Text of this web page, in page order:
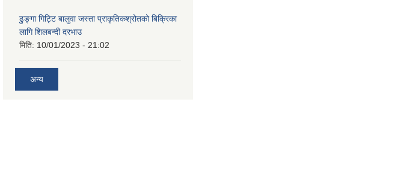
ढुङ्गा गिट्टि बालुवा जस्ता प्राकृतिकश्रोतको बिक्रिका
लागि शिलबन्दी दरभाउ
मिति: 10/01/2023 - 21:02
अन्य